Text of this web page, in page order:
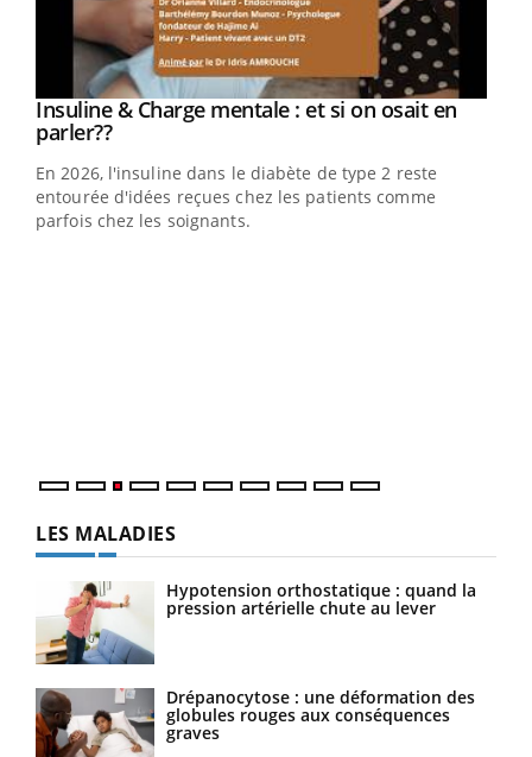
Youtube
Insuline & Charge mentale : et si on osait en
parler??Youtube
En 2026, l'insuline dans le diabète de type 2 reste
entourée d'idées reçues chez les patients comme
parfois chez les soignants.
LES MALADIES
Hypotension orthostatique : quand la
pression artérielle chute au lever
Drépanocytose : une déformation des
globules rouges aux conséquences
graves